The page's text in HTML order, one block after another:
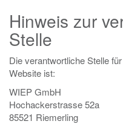
Hinweis zur
Stelle
Die verantwortliche Stelle
Website ist:
WIEP GmbH
Hochackerstrasse 52a
85521 Riemerling